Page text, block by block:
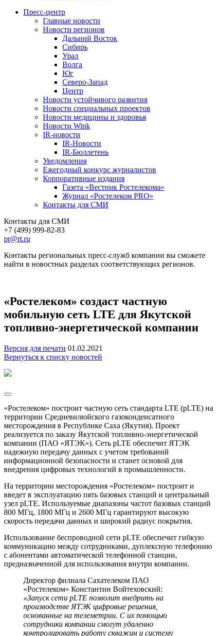
Пресс-центр
Главные новости
Новости регионов
Дальний Восток
Сибирь
Урал
Волга
Юг
Северо-Запад
Центр
Новости устойчивого развития
Новости специальных проектов
Новости медицины и здоровья
Новости Wink
IR-новости
IR-Новости
IR-Бюллетень
Уведомления
Ежегодный конкурс журналистов
Корпоративные издания
Газета «Вестник Ростелекома»
Журнал «Ростелеком PRO»
Контакты для СМИ
Контакты для СМИ
+7 (499) 999-82-83
pr@rt.ru
Контакты региональных пресс-служб компании вы сможете
найти в новостных разделах соответствующих регионов.
«Ростелеком» создаст частную
мобильную сеть LTE для Якутской
топливно-энергетической компании
Версия для печати 01.02.2021
Вернуться к списку новостей
«Ростелеком» построит частную сеть стандарта LTE (pLTE) на
территории Средневилюйского газоконденсатного
месторождения в Республике Саха (Якутия). Проект
реализуется по заказу Якутской топливно-энергетической
компании (ПАО «ЯТЭК»). Сеть pLTE обеспечит ЯТЭК
надежную передачу данных с учетом требований
информационной безопасности и станет основой для
внедрения цифровых технологий в промышленности.
На территории месторождения «Ростелеком» построит и
введет в эксплуатацию пять базовых станций и центральный
узел pLTE. Используемые диапазоны частот базовых станций
800 МГц, 1800 МГц и 2600 МГц гарантируют высокую
скорость передачи данных и широкий радиус покрытия.
Использование беспроводной сети pLTE обеспечит гибкую
коммуникацию между сотрудниками, дуплексную телефонию
с абонентами автоматической телефонной станции,
предназначенной для использования внутри компании.
Директор филиала Сахателеком ПАО
«Ростелеком» Константин Войтеховский:
«Запуск сети pLTE позволит внедрить на
производстве ЯТЭК цифровые решения,
основанные на телеметрии. С их помощью
сотрудники компании смогут удаленно
контролировать работу скважин и систему